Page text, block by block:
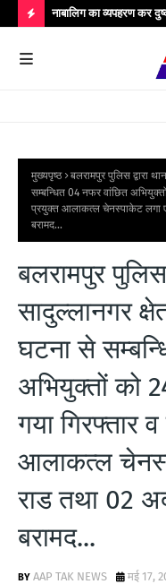
O
S
S
नाबालिग का व्यपहरण कर
मुख्यपृष्ठ
बलरामपुर पुलिस द्वारा
सम्बन्धित 04 नफर वांछित
प्रयुक्त आलाकत्ल चेनस्पाकेट लगा
बरामद...
बलरामपुर पुलिस
सादुल्लानगर
घटना से
अभियुक्तों को
गया गिरफ्तार
आलाकत्ल
राड तथा 02
बरामद...
AAP TAK NEWS मई 17,